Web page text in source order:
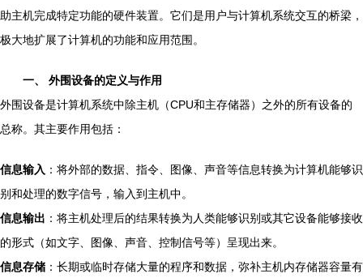
助主机完成特定功能的硬件装置。它们是用户与计算机系统交互的桥梁，
极大地扩展了计算机的功能和应用范围。
一、 外围设备的定义与作用
外围设备是计算机系统中除主机（CPU和主存储器）之外的所有设备的
总称。其主要作用包括：
信息输入 ：将外部的数据、指令、图像、声音等信息转换为计算机能够识
别和处理的数字信号，输入到主机中。
信息输出 ：将主机处理后的结果转换为人类能够识别或其它设备能够接收
的形式（如文字、图像、声音、控制信号等）呈现出来。
信息存储 ：长期或临时存储大量的程序和数据，弥补主机内存储器容量有